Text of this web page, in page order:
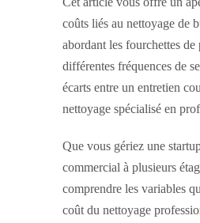
coûts liés au nettoyage de
abordant les fourchettes
différentes fréquences de
écarts entre un entretien
nettoyage spécialisé en
Que vous gériez une
commercial à plusieurs
comprendre les variables
coût du nettoyage